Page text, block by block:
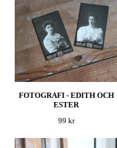
FOTOGRAFI - EDITH OCH
ESTER
99 kr